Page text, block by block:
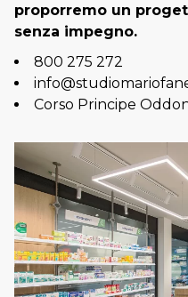
proporremo un
senza impegno.
800 275 272
Corso Principe